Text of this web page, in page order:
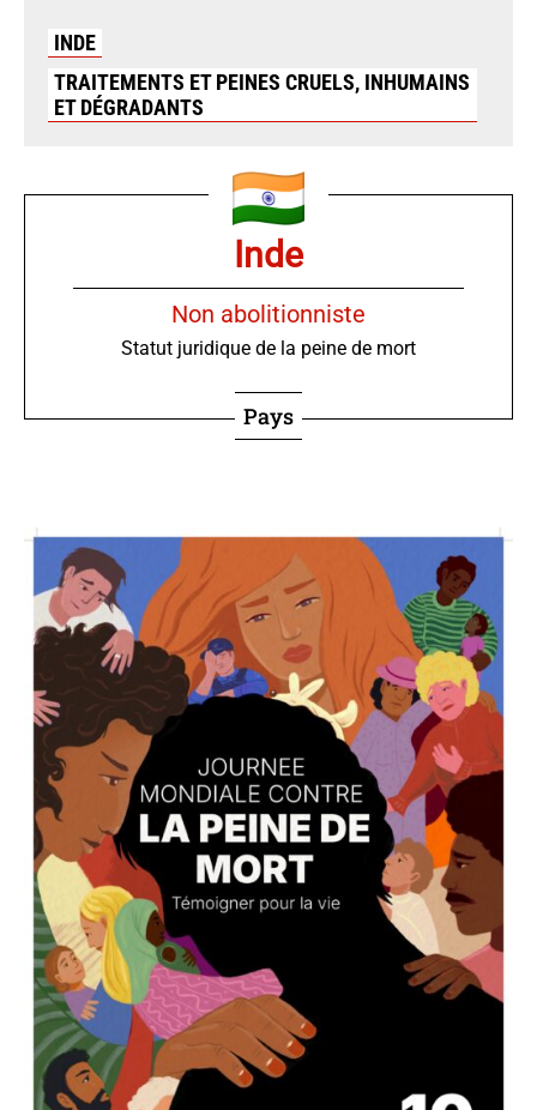
INDE
TRAITEMENTS ET PEINES CRUELS, INHUMAINS
ET DÉGRADANTS
Inde
Non abolitionniste
Statut juridique de la peine de mort
Pays